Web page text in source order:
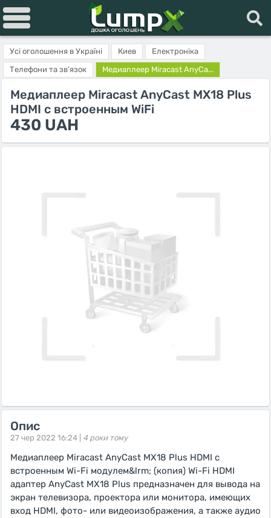
Усі оголошення в Україні Киев
Електроніка
Телефони та зв'язок
Медиаплеер Miracast AnyCa...
Медиаплеер Miracast AnyCast MX18 Plus
HDMI с встроенным WiFi
430 UAH
Опис
27 чер 2022 16:24 | 4 роки тому
Медиаплеер Miracast AnyCast MX18 Plus HDMI с
встроенным Wi-Fi модулем&lrm; (копия) Wi-Fi HDMI
адаптер AnyCast MX18 Plus предназначен для вывода на
экран телевизора, проектора или монитора, имеющих
вход HDMI, фото- или видеоизображения, а также аудио